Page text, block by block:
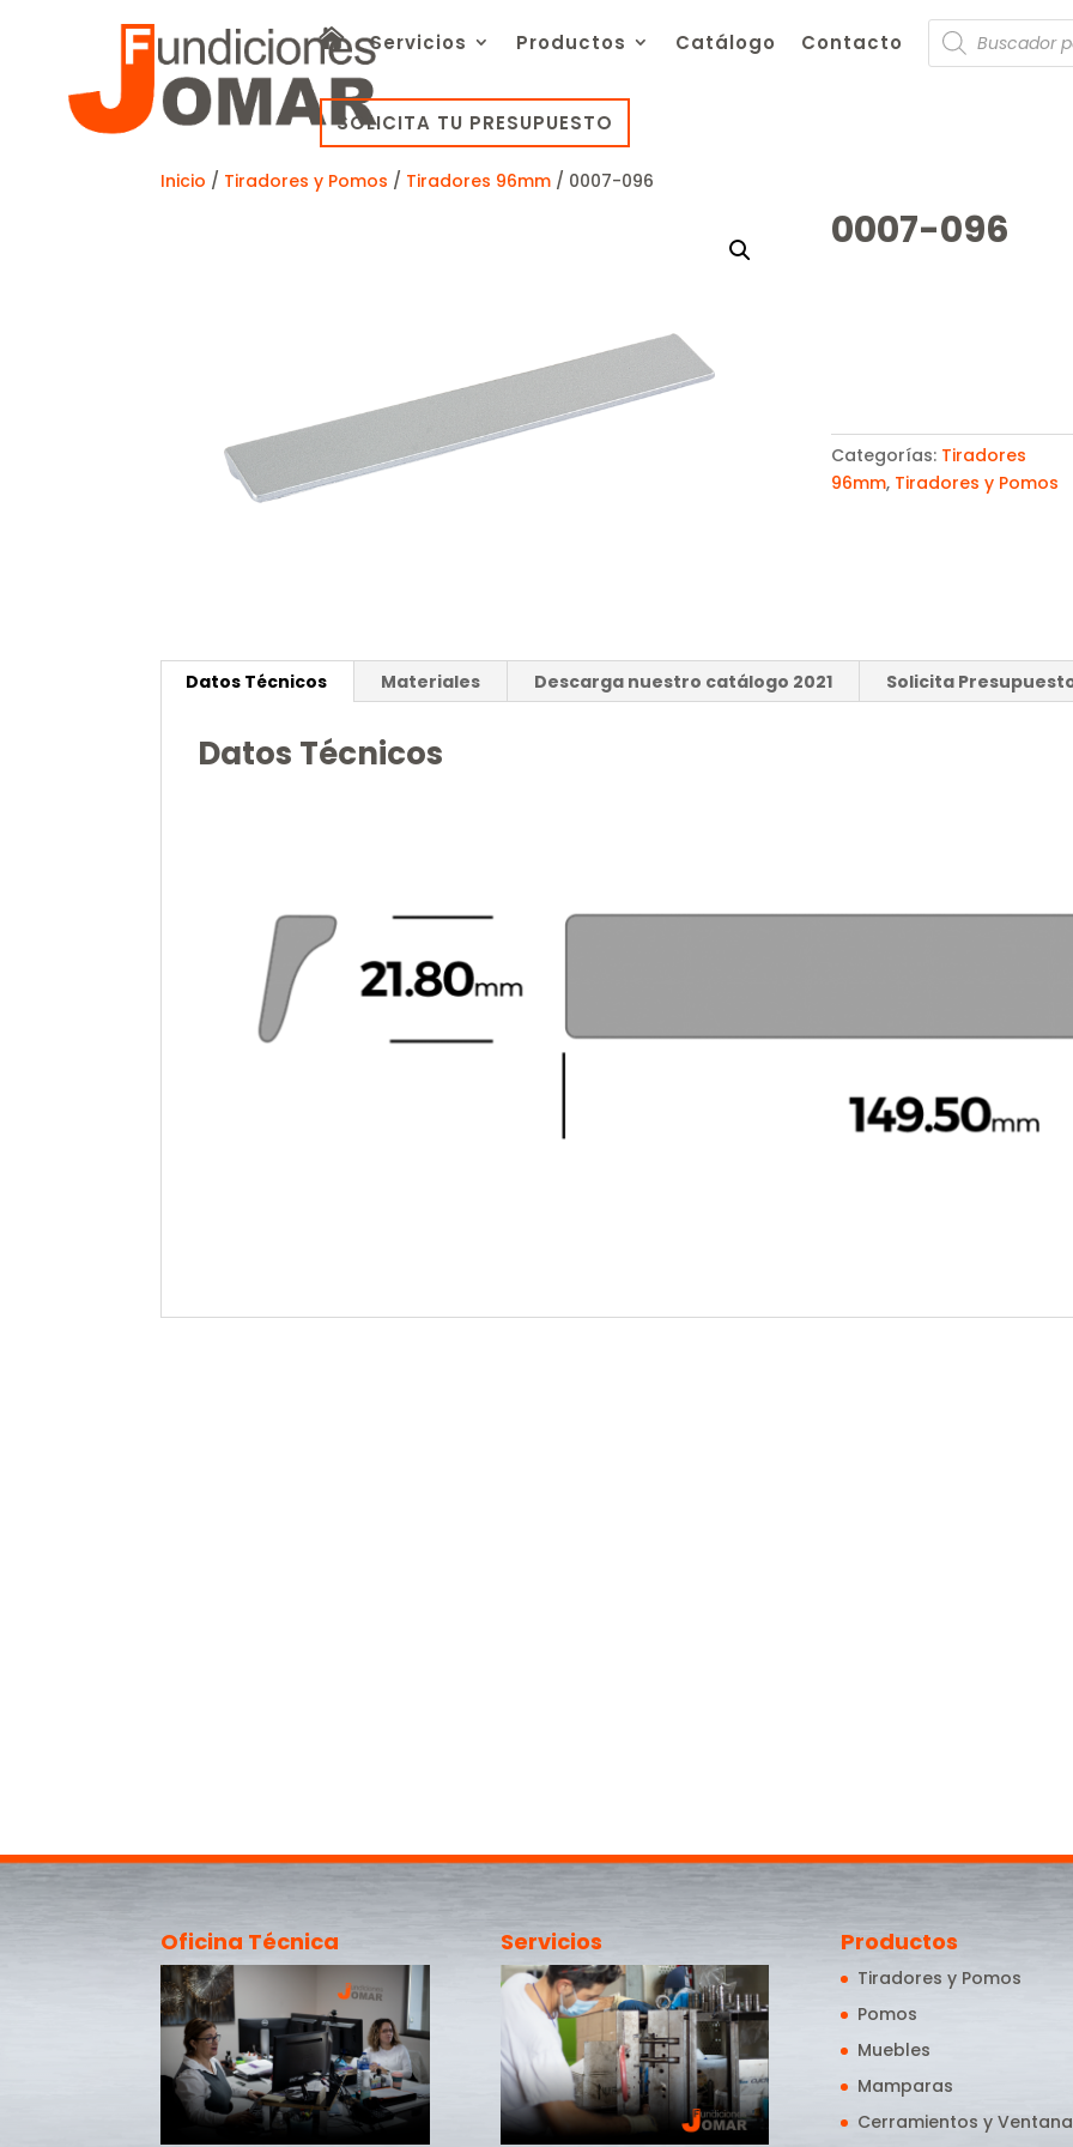
Servicios Productos Catálogo Contacto
Búsqueda
de
productos
SOLICITA TU PRESUPUESTO
Inicio / Tiradores y Pomos / Tiradores 96mm / 0007-096
0007-096
Categorías: Tiradores
96mm, Tiradores y Pomos
Datos Técnicos Materiales Descarga nuestro catálogo 2021 Solicita
Datos Técnicos
Oficina Técnica Servicios Productos
Tiradores y Pomos
Pomos
Muebles
Mamparas
Cerramientos y